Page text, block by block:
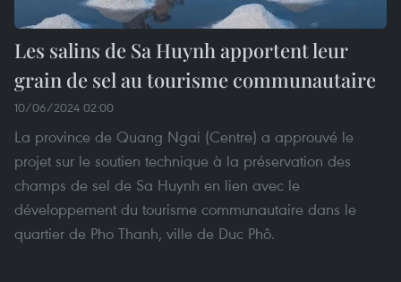
Les salins de Sa Huynh apportent leur
grain de sel au tourisme communautaire
10/06/2024 02:00
La province de Quang Ngai (Centre) a approuvé le
projet sur le soutien technique à la préservation des
champs de sel de Sa Huynh en lien avec le
développement du tourisme communautaire dans le
quartier de Pho Thanh, ville de Duc Phô.